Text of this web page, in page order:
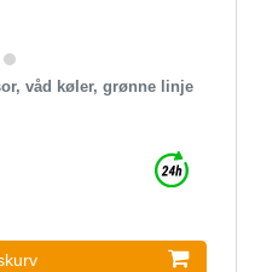
våd køler, grønne linje